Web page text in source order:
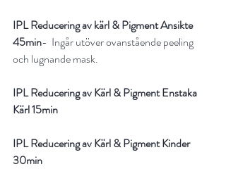
IPL Reducering av kärl & Pigment Ansikte
45min-  Ingår utöver ovanstående peeling
och lugnande mask.
IPL Reducering av Kärl & Pigment Enstaka
Kärl 15min
IPL Reducering av Kärl & Pigment Kinder
30min